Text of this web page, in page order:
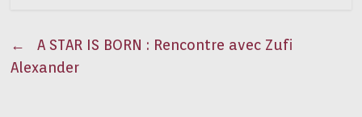
←
A STAR IS BORN : Rencontre avec Zufi
Alexander